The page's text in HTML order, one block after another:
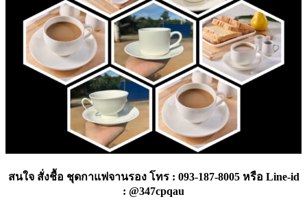
สนใจ สั่งชื้อ ชุดกาแฟจานรอง โทร : 093-187-8005 หรือ Line-id
: @347cpqau